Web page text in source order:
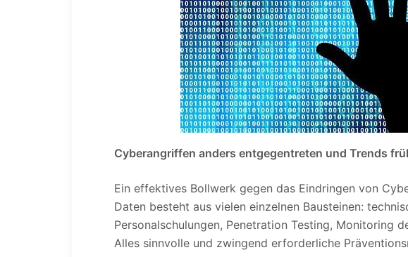
Cyberangriffen anders entgegentreten und Trends
Ein effektives Bollwerk gegen das Eindringen von
Daten besteht aus vielen einzelnen Bausteinen:
Personalschulungen, Penetration Testing, Monitoring
Alles sinnvolle und zwingend erforderliche